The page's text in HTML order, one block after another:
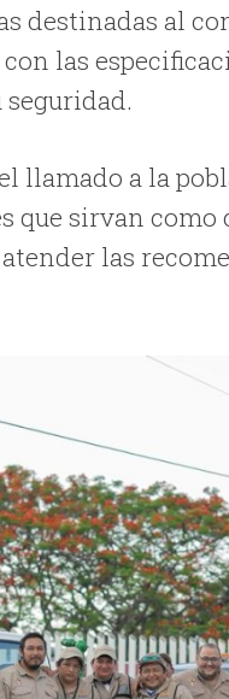
destinadas al
las
llamado a la
que sirvan
las